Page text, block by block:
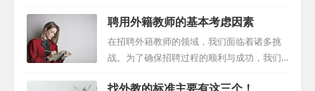
战和机遇。为了在这个环境下吸引并留住顶
尖的外籍教师，培训机构需要采取更具战略
性的方法。本文将探讨在监管措施增加和需
求变化的情况下，校外培训机构如何制定有
效的招聘策略。 选择合适的外教招聘路径：
在当前的背景下，找到合适的外籍教师可能
聘用外籍教师的基本考虑因素
在招聘外籍教师的领域，我们面临着诸多挑
战。为了确保招聘过程的顺利与成功，我们
需要深入了解并掌握一系列关键考虑因素。